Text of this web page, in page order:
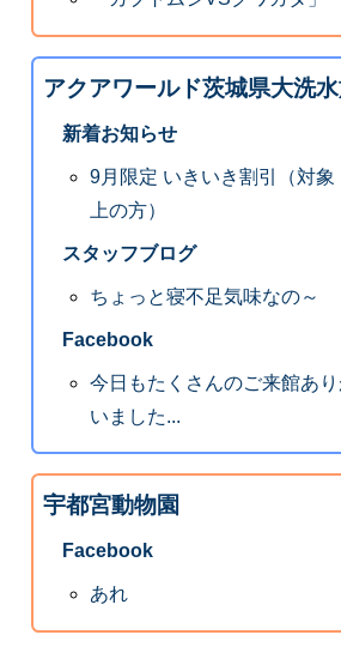
アクアワールド茨城県大洗
新着お知らせ
9月限定 いきいき割引（対象
上の方）
スタッフブログ
ちょっと寝不足気味なの～
Facebook
今日もたくさんのご来館あ
いました...
宇都宮動物園
Facebook
あれ